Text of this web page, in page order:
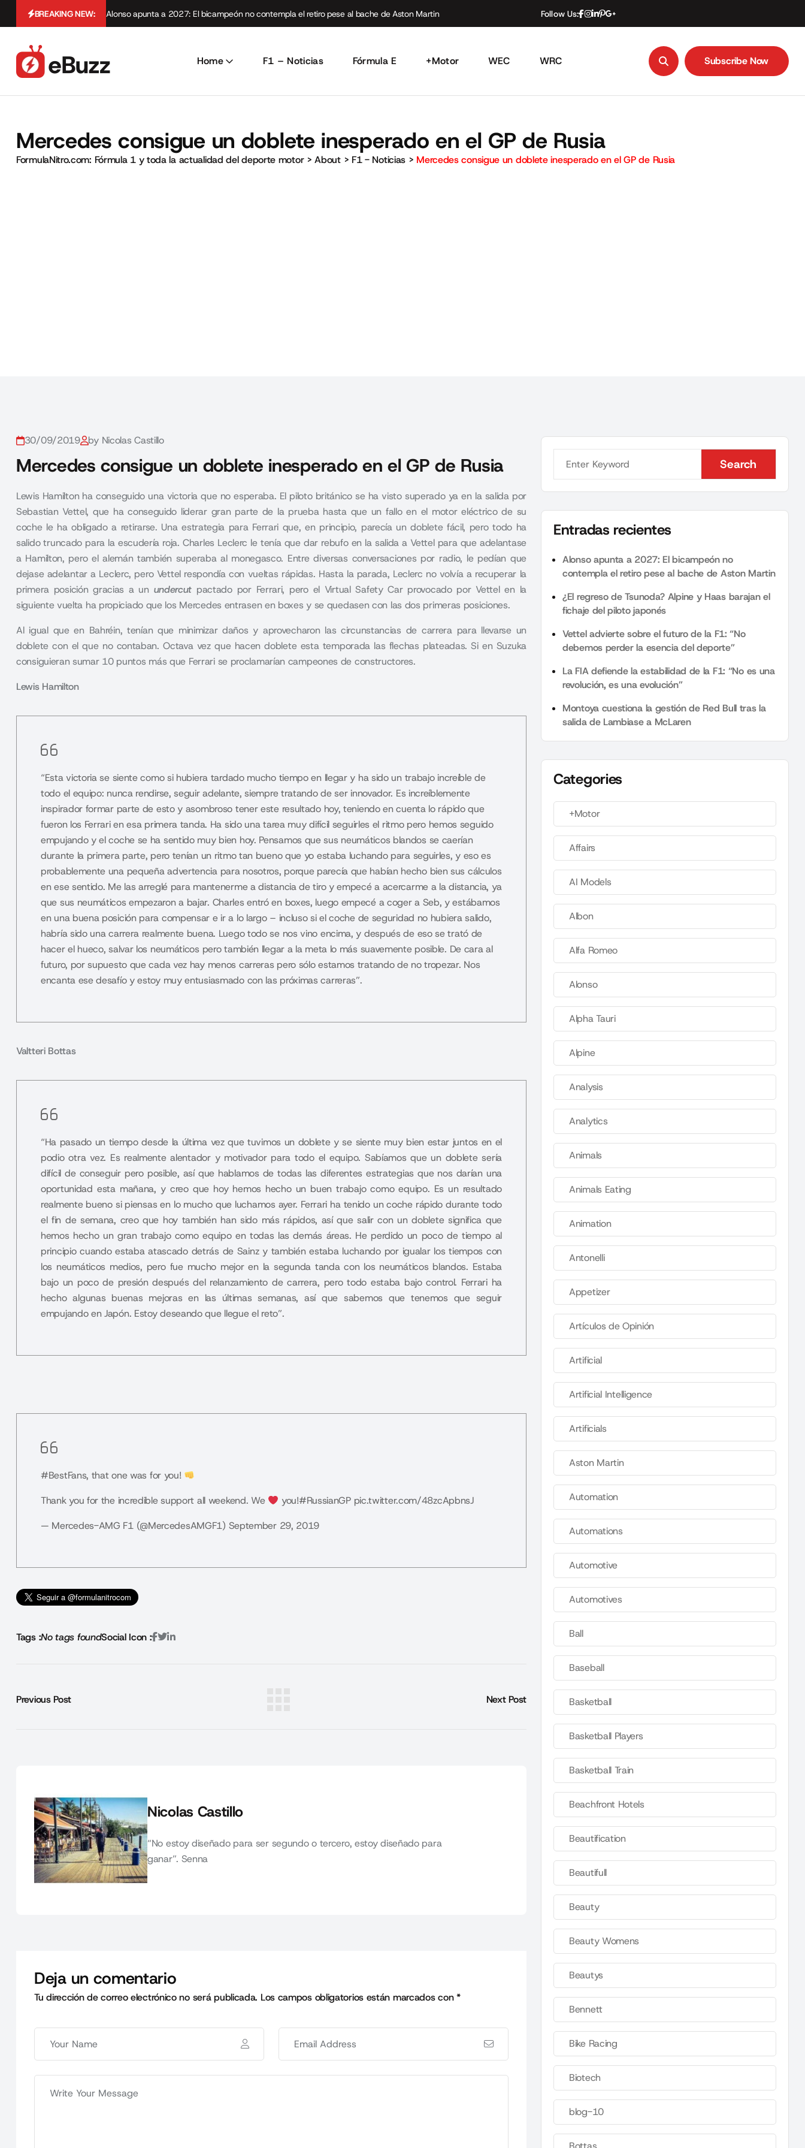
BREAKING NEW: Alonso apunta a 2027: El bicampeón no contempla el retiro pese al bache de Aston Martin Follow Us:
Home F1 – Noticias Fórmula E +Motor WEC WRC Subscribe Now
Mercedes consigue un doblete inesperado en el GP de Rusia
FormulaNitro.com: Fórmula 1 y toda la actualidad del deporte motor>About> F1 - Noticias > Mercedes consigue un doblete inesperado en el GP de Rusia
30/09/2019 by Nicolas Castillo
Mercedes consigue un doblete inesperado en el GP de Rusia
Lewis Hamilton ha conseguido una victoria que no esperaba. El piloto británico se ha visto superado ya en la salida por
Sebastian Vettel, que ha conseguido liderar gran parte de la prueba hasta que un fallo en el motor eléctrico de su
coche le ha obligado a retirarse. Una estrategia para Ferrari que, en principio, parecía un doblete fácil, pero todo ha
salido truncado para la escudería roja. Charles Leclerc le tenía que dar rebufo en la salida a Vettel para que adelantase
a Hamilton, pero el alemán también superaba al monegasco. Entre diversas conversaciones por radio, le pedían que
dejase adelantar a Leclerc, pero Vettel respondía con vueltas rápidas. Hasta la parada, Leclerc no volvía a recuperar la
primera posición gracias a un undercut pactado por Ferrari, pero el Virtual Safety Car provocado por Vettel en la
siguiente vuelta ha propiciado que los Mercedes entrasen en boxes y se quedasen con las dos primeras posiciones.
Al igual que en Bahréin, tenían que minimizar daños y aprovecharon las circunstancias de carrera para llevarse un
doblete con el que no contaban. Octava vez que hacen doblete esta temporada las flechas plateadas. Si en Suzuka
consiguieran sumar 10 puntos más que Ferrari se proclamarían campeones de constructores.
Lewis Hamilton
“Esta victoria se siente como si hubiera tardado mucho tiempo en llegar y ha sido un trabajo increíble de
todo el equipo: nunca rendirse, seguir adelante, siempre tratando de ser innovador. Es increíblemente
inspirador formar parte de esto y asombroso tener este resultado hoy, teniendo en cuenta lo rápido que
fueron los Ferrari en esa primera tanda. Ha sido una tarea muy difícil seguirles el ritmo pero hemos seguido
empujando y el coche se ha sentido muy bien hoy. Pensamos que sus neumáticos blandos se caerían
durante la primera parte, pero tenían un ritmo tan bueno que yo estaba luchando para seguirles, y eso es
probablemente una pequeña advertencia para nosotros, porque parecía que habían hecho bien sus cálculos
en ese sentido. Me las arreglé para mantenerme a distancia de tiro y empecé a acercarme a la distancia, ya
que sus neumáticos empezaron a bajar. Charles entró en boxes, luego empecé a coger a Seb, y estábamos
en una buena posición para compensar e ir a lo largo – incluso si el coche de seguridad no hubiera salido,
habría sido una carrera realmente buena. Luego todo se nos vino encima, y después de eso se trató de
hacer el hueco, salvar los neumáticos pero también llegar a la meta lo más suavemente posible. De cara al
futuro, por supuesto que cada vez hay menos carreras pero sólo estamos tratando de no tropezar. Nos
encanta ese desafío y estoy muy entusiasmado con las próximas carreras”.
Valtteri Bottas
“Ha pasado un tiempo desde la última vez que tuvimos un doblete y se siente muy bien estar juntos en el
podio otra vez. Es realmente alentador y motivador para todo el equipo. Sabíamos que un doblete sería
difícil de conseguir pero posible, así que hablamos de todas las diferentes estrategias que nos darían una
oportunidad esta mañana, y creo que hoy hemos hecho un buen trabajo como equipo. Es un resultado
realmente bueno si piensas en lo mucho que luchamos ayer. Ferrari ha tenido un coche rápido durante todo
el fin de semana, creo que hoy también han sido más rápidos, así que salir con un doblete significa que
hemos hecho un gran trabajo como equipo en todas las demás áreas. He perdido un poco de tiempo al
principio cuando estaba atascado detrás de Sainz y también estaba luchando por igualar los tiempos con
los neumáticos medios, pero fue mucho mejor en la segunda tanda con los neumáticos blandos. Estaba
bajo un poco de presión después del relanzamiento de carrera, pero todo estaba bajo control. Ferrari ha
hecho algunas buenas mejoras en las últimas semanas, así que sabemos que tenemos que seguir
empujando en Japón. Estoy deseando que llegue el reto”.
#BestFans, that one was for you!
Thank you for the incredible support all weekend. We
you!#RussianGP pic.twitter.com/48zcApbnsJ
— Mercedes-AMG F1 (@MercedesAMGF1) September 29, 2019
Tags :No tags foundSocial Icon :
Previous Post Next Post
Nicolas Castillo
“No estoy diseñado para ser segundo o tercero, estoy diseñado para
ganar”. Senna
Deja un comentario
Tu dirección de correo electrónico no será publicada. Los campos obligatorios están marcados con*
Search
Search
Entradas recientes
Alonso apunta a 2027: El bicampeón no
contempla el retiro pese al bache de Aston Martin
¿El regreso de Tsunoda? Alpine y Haas barajan el
fichaje del piloto japonés
Vettel advierte sobre el futuro de la F1: “No
debemos perder la esencia del deporte”
La FIA defiende la estabilidad de la F1: “No es una
revolución, es una evolución”
Montoya cuestiona la gestión de Red Bull tras la
salida de Lambiase a McLaren
Categories
+Motor
Affairs
AI Models
Albon
Alfa Romeo
Alonso
Alpha Tauri
Alpine
Analysis
Analytics
Animals
Animals Eating
Animation
Antonelli
Appetizer
Artículos de Opinión
Artificial
Artificial Intelligence
Artificials
Aston Martin
Automation
Automations
Automotive
Automotives
Ball
Baseball
Basketball
Basketball Players
Basketball Train
Beachfront Hotels
Beautification
Beautifull
Beauty
Beauty Womens
Beautys
Bennett
Bike Racing
Biotech
blog-10